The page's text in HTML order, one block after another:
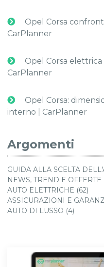
Opel Corsa
CarPlanner
Opel Corsa elettrica
CarPlanner
Opel Corsa:
interno | CarPlanner
Argomenti
GUIDA ALLA SCELTA
NEWS, TREND E OFFERTE
AUTO ELETTRICHE (62)
ASSICURAZIONI E
AUTO DI LUSSO (4)